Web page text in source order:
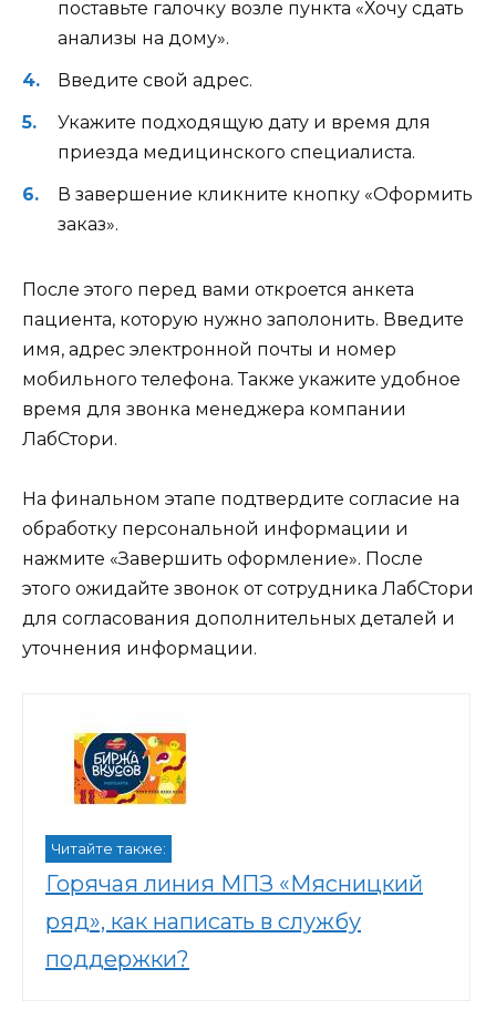
поставьте галочку возле пункта «Хочу сдать
анализы на дому».
Введите свой адрес.
Укажите подходящую дату и время для
приезда медицинского специалиста.
В завершение кликните кнопку «Оформить
заказ».
После этого перед вами откроется анкета
пациента, которую нужно заполонить. Введите
имя, адрес электронной почты и номер
мобильного телефона. Также укажите удобное
время для звонка менеджера компании
ЛабСтори.
На финальном этапе подтвердите согласие на
обработку персональной информации и
нажмите «Завершить оформление». После
этого ожидайте звонок от сотрудника ЛабСтори
для согласования дополнительных деталей и
уточнения информации.
Читайте также:
Горячая линия МПЗ «Мясницкий
ряд», как написать в службу
поддержки?